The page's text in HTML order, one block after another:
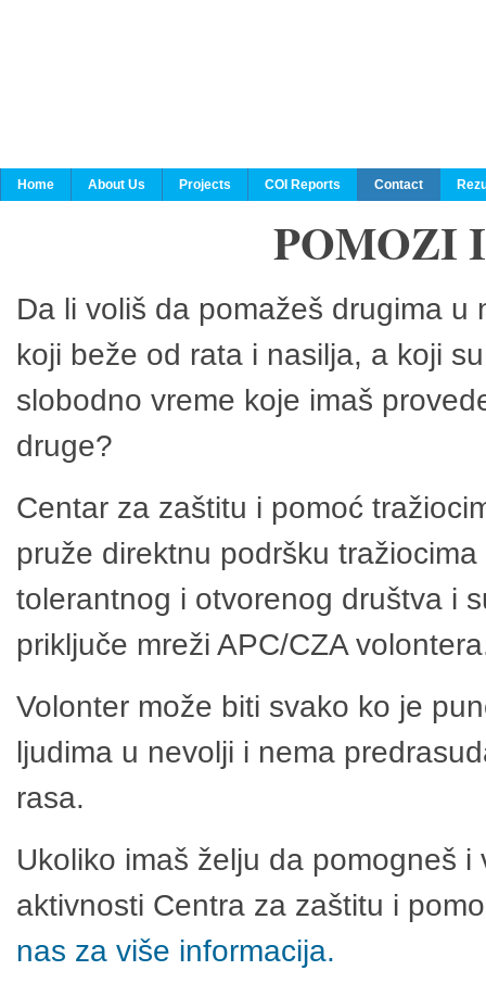
Home About Us Projects COI Reports Contact
POMOZI
Da li voliš da pomažeš drugima
koji beže od rata i nasilja, a koji
slobodno vreme koje imaš
druge?
Centar za zaštitu i pomoć
pruže direktnu podršku
tolerantnog i otvorenog društva i
priključe mreži APC/CZA
Volonter može biti svako ko je
ljudima u nevolji i nema
rasa.
Ukoliko imaš želju da pomogneš
aktivnosti Centra za zaštitu i
nas za više informacija.